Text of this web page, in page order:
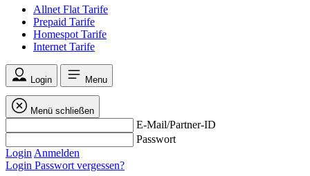
Allnet Flat Tarife
Prepaid Tarife
Homespot Tarife
Internet Tarife
Login Menu
Menü schließen
E-Mail/Partner-ID
Passwort
Login Anmelden
Login Passwort vergessen?